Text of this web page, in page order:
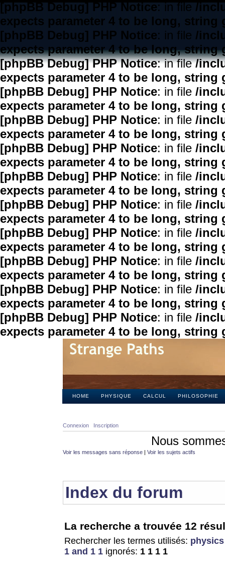
[phpBB Debug] PHP Notice: in file/
expects parameter 4 to be long, string
[phpBB Debug] PHP Notice: in file /
expects parameter 4 to be long, string
[phpBB Debug] PHP Notice: in file/
expects parameter 4 to be long, string
[phpBB Debug] PHP Notice: in file /
expects parameter 4 to be long, string
[phpBB Debug] PHP Notice: in file /
expects parameter 4 to be long, string
[phpBB Debug] PHP Notice: in file /
expects parameter 4 to be long, string
[phpBB Debug] PHP Notice: in file /
expects parameter 4 to be long, string
[phpBB Debug] PHP Notice: in file /
expects parameter 4 to be long, string
[phpBB Debug] PHP Notice: in file /
expects parameter 4 to be long, string
[phpBB Debug] PHP Notice: in file /
expects parameter 4 to be long, string
[phpBB Debug] PHP Notice: in file /
expects parameter 4 to be long, string
[phpBB Debug] PHP Notice: in file /
expects parameter 4 to be long, string
HOME PHYSIQUE CALCUL PHILOSOPHIE
Connexion Inscription
Nous
Voir les messages sans réponse | Voir les sujets actifs
Index du forum
La recherche a trouvée 12
Rechercher les termes utilisés:
1 and 1 1 ignorés: 1 1 1 1